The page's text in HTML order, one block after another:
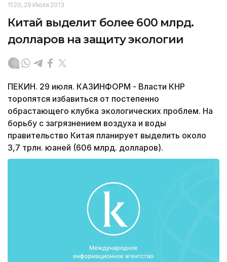
11:20, 29 Июля 2013
Китай выделит более 600 млрд.
долларов на защиту экологии
ПЕКИН. 29 июля. КАЗИНФОРМ - Власти КНР
торопятся избавиться от постепенно
обрастающего клубка экологических проблем. На
борьбу с загрязнением воздуха и воды
правительство Китая планирует выделить около
3,7 трлн. юаней (606 млрд. долларов).